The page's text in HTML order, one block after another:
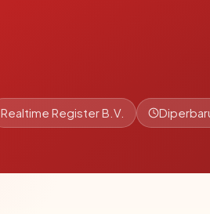
Realtime Register B.V.